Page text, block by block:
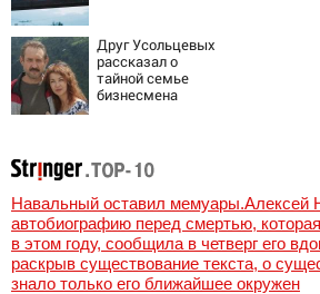
Друг Усольцевых
рассказал о
тайной семье
бизнесмена
Навальный оставил мемуары.Алексей
автобиографию перед смертью,
в этом году, сообщила в четверг его
раскрыв существование текста, о
знало только его ближайшее окружен